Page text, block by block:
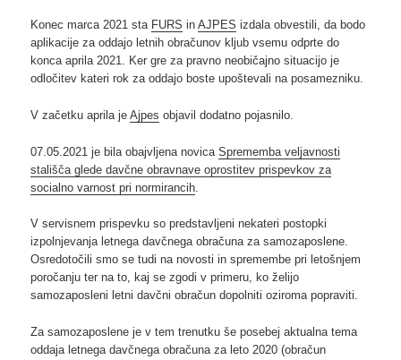
Konec marca 2021 sta FURS inAJPES izdala obvestili, da bodo
aplikacije za oddajo letnih obračunov kljub vsemu odprte do
konca aprila 2021. Ker gre za pravno neobičajno situacijo je
odločitev kateri rok za oddajo boste upoštevali na posamezniku.
V začetku aprila jeAjpes objavil dodatno pojasnilo.
07.05.2021 je bila obajvljena novicaSprememba veljavnosti
stališča glede davčne obravnave oprostitev prispevkov za
socialno varnost pri normirancih
V servisnem prispevku so predstavljeni nekateri postopki
izpolnjevanja letnega davčnega obračuna za samozaposlene.
Osredotočili smo se tudi na novosti in spremembe pri letošnjem
poročanju ter na to, kaj se zgodi v primeru, ko želijo
samozaposleni letni davčni obračun dopolniti oziroma popraviti.
Za samozaposlene je v tem trenutku še posebej aktualna tema
oddaja letnega davčnega obračuna za leto 2020 (obračun